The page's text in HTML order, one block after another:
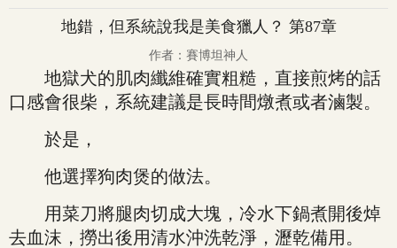
地錯，但系統說我是美食獵人？ 第87章
作者：賽博坦神人
地獄犬的肌肉纖維確實粗糙，直接煎烤的話
口感會很柴，系統建議是長時間燉煮或者滷製。
於是，
他選擇狗肉煲的做法。
用菜刀將腿肉切成大塊，冷水下鍋煮開後焯
去血沫，撈出後用清水沖洗乾淨，瀝乾備用。